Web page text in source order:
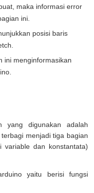
maka informasi error
ini.
posisi baris
ini menginformasikan
yang digunakan adalah
menjadi tiga bagian
variable dan konstantata)
yaitu berisi fungsi